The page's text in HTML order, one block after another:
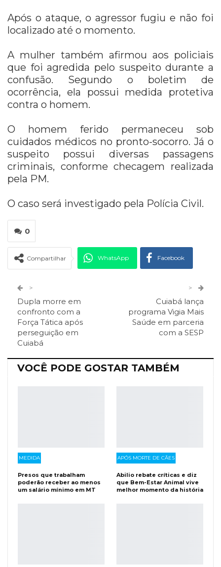
Após o ataque, o agressor fugiu e não foi
localizado até o momento.
A mulher também afirmou aos policiais
que foi agredida pelo suspeito durante a
confusão. Segundo o boletim de
ocorrência, ela possui medida protetiva
contra o homem.
O homem ferido permaneceu sob
cuidados médicos no pronto-socorro. Já o
suspeito possui diversas passagens
criminais, conforme checagem realizada
pela PM.
O caso será investigado pela Polícia Civil.
0
Compartilhar WhatsApp Facebook
ReddIt
Facebook Messenger O email
>
Dupla morre em
confronto com a
Força Tática após
perseguição em
Cuiabá
>
Cuiabá lança
programa Vigia Mais
Saúde em parceria
com a SESP
VOCÊ PODE GOSTAR TAMBÉM
MEDIDA
Presos que trabalham
poderão receber ao menos
um salário mínimo em MT
APÓS MORTE DE CÃES
Abilio rebate críticas e diz
que Bem-Estar Animal vive
melhor momento da história